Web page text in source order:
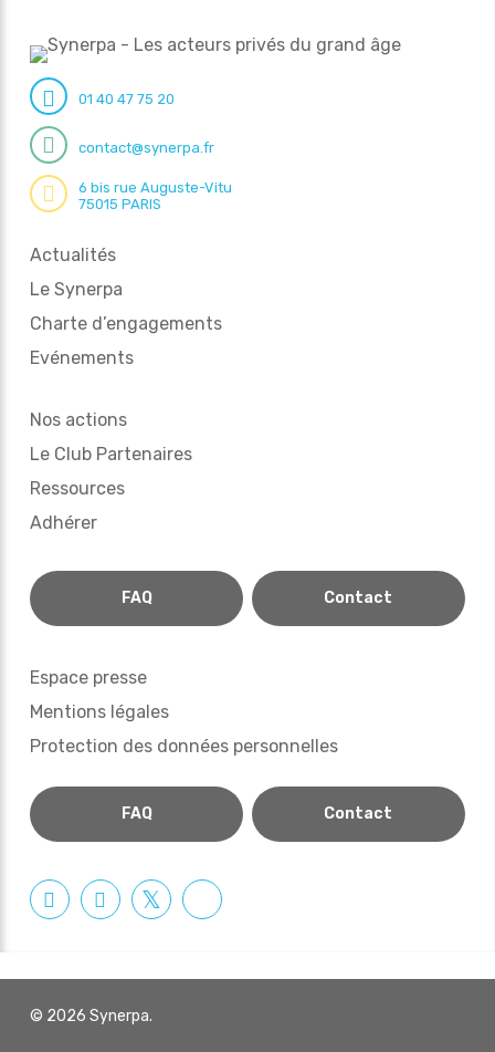
01 40 47 75 20
contact@synerpa.fr
6 bis rue Auguste-Vitu
75015 PARIS
Actualités
Le Synerpa
Charte d’engagements
Evénements
Nos actions
Le Club Partenaires
Ressources
Adhérer
FAQ Contact
Espace presse
Mentions légales
Protection des données personnelles
FAQ Contact
© 2026 Synerpa.